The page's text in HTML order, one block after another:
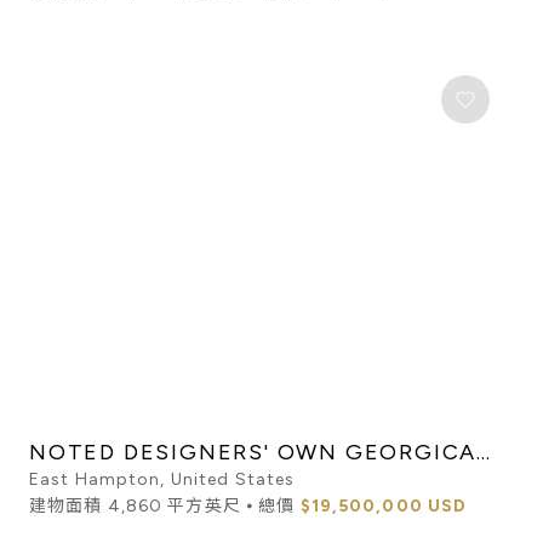
NOTED DESIGNERS' OWN GEORGICA
CARRIAGE HOUSE
East Hampton, United States
建物面積 4,860 平方英尺 ⦁ 總價 $19,500,000 USD